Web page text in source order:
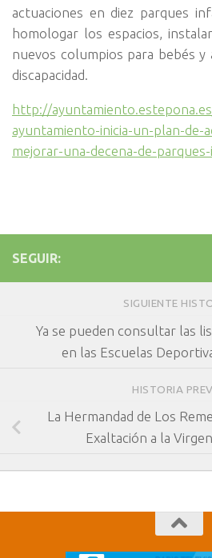
actuaciones en diez parques
homologar los espacios,
nuevos columpios para bebés y
discapacidad.
http://
ayuntamiento-inicia-un-plan-de-
mejorar-una-decena-de-
SEGUIR:
SIGUIENTE
Ya se pueden consultar las
en las Escuelas
HISTORIA
La Hermandad de Los
Exaltación a la